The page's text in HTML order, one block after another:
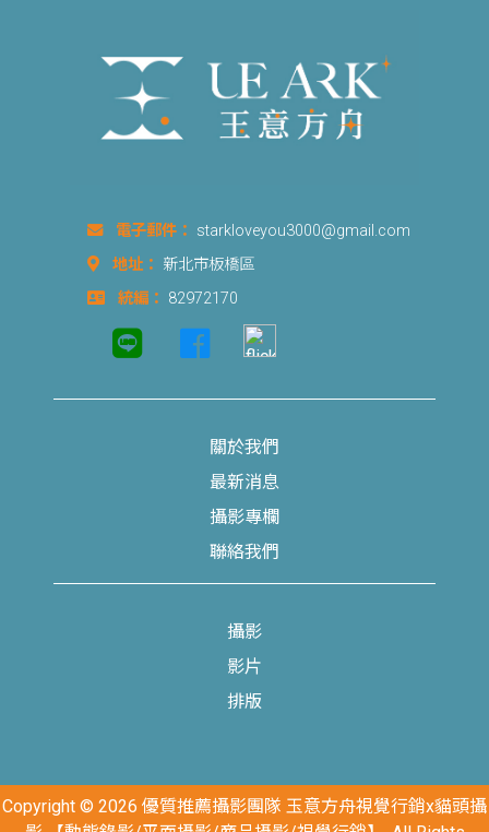
電子郵件： starkloveyou3000@gmail.com
地址： 新北市板橋區
統編： 82972170
關於我們
最新消息
攝影專欄
聯絡我們
攝影
影片
排版
Copyright © 2026 優質推薦攝影團隊 玉意方舟視覺行銷x貓頭攝